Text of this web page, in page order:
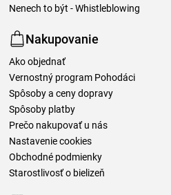
Nenech to být - Whistleblowing
Nakupovanie
Ako objednať
Vernostný program Pohodáci
Spôsoby a ceny dopravy
Spôsoby platby
Prečo nakupovať u nás
Nastavenie cookies
Obchodné podmienky
Starostlivosť o bielizeň